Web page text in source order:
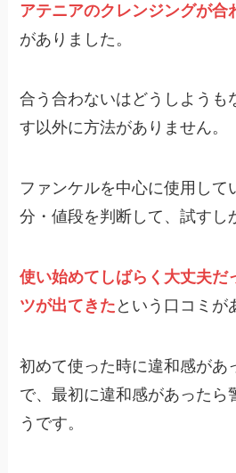
アテニアのクレンジングが合
がありました。
合う合わないはどうしようも
す以外に方法がありません。
ファンケルを中心に使用して
分・値段を判断して、試すし
使い始めてしばらく大丈夫だ
ツが出てきた という口コミが
初めて使った時に違和感があ
で、最初に違和感があったら
うです。